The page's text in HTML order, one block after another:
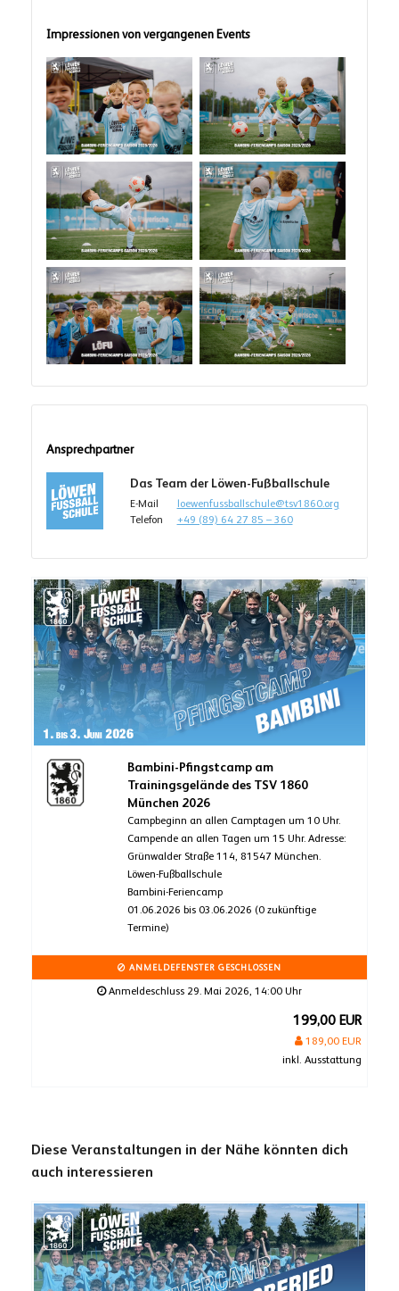
Impressionen von vergangenen Events
Ansprechpartner
Das Team der Löwen-Fußballschule
E-Mail
loewenfussballschule@tsv1860.org
Telefon
+49 (89) 64 27 85 – 360
Bambini-Pfingstcamp am
Trainingsgelände des TSV 1860
München 2026
Campbeginn an allen Camptagen um 10 Uhr.
Campende an allen Tagen um 15 Uhr. Adresse:
Grünwalder Straße 114, 81547 München.
Löwen-Fußballschule
Bambini-Feriencamp
01.06.2026 bis 03.06.2026 (0 zukünftige
Termine)
ANMELDEFENSTER GESCHLOSSEN
Anmeldeschluss 29. Mai 2026, 14:00 Uhr
199,00 EUR
189,00 EUR
inkl. Ausstattung
Diese Veranstaltungen in der Nähe könnten dich
auch interessieren